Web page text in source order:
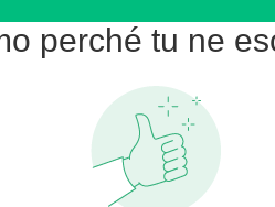
perché tu ne